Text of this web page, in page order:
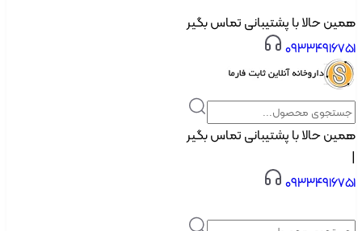
حالا با پشتیبانی تماس بگیر
حالا با پشتیبانی تماس بگیر